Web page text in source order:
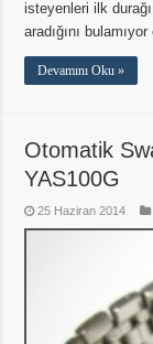
isteyenleri ilk
aradığını
Devamını Oku »
Otomatik
YAS100G
25 Haziran 2014